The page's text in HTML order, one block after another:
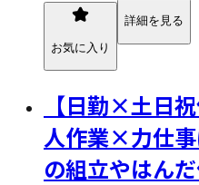
お気に入り
詳細を見る
【日勤×土日
人作業×力仕
の組立やはん